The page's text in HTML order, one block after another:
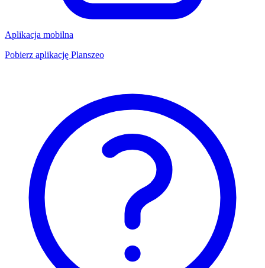
Aplikacja mobilna
Pobierz aplikację Planszeo